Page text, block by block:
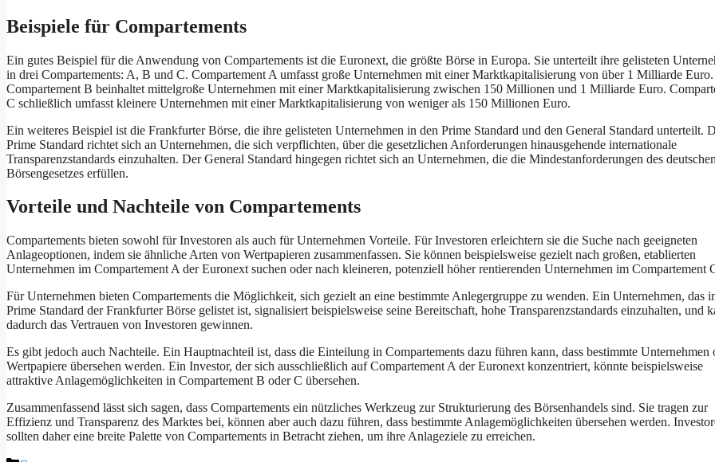
Beispiele für Compartements
Ein gutes Beispiel für die Anwendung von Compartements ist die Euronext, die größte Börse in Europa. Sie unterteilt ihre gelisteten
in drei Compartements: A, B und C. Compartement A umfasst große Unternehmen mit einer Marktkapitalisierung von über 1 Milliarde Euro.
Compartement B beinhaltet mittelgroße Unternehmen mit einer Marktkapitalisierung zwischen 150 Millionen und 1 Milliarde Euro.
C schließlich umfasst kleinere Unternehmen mit einer Marktkapitalisierung von weniger als 150 Millionen Euro.
Ein weiteres Beispiel ist die Frankfurter Börse, die ihre gelisteten Unternehmen in den Prime Standard und den General Standard unterteilt.
Prime Standard richtet sich an Unternehmen, die sich verpflichten, über die gesetzlichen Anforderungen hinausgehende internationale
Transparenzstandards einzuhalten. Der General Standard hingegen richtet sich an Unternehmen, die die Mindestanforderungen des deutschen
Börsengesetzes erfüllen.
Vorteile und Nachteile von Compartements
Compartements bieten sowohl für Investoren als auch für Unternehmen Vorteile. Für Investoren erleichtern sie die Suche nach geeigneten
Anlageoptionen, indem sie ähnliche Arten von Wertpapieren zusammenfassen. Sie können beispielsweise gezielt nach großen, etablierten
Unternehmen im Compartement A der Euronext suchen oder nach kleineren, potenziell höher rentierenden Unternehmen im Compartement
Für Unternehmen bieten Compartements die Möglichkeit, sich gezielt an eine bestimmte Anlegergruppe zu wenden. Ein Unternehmen, das
Prime Standard der Frankfurter Börse gelistet ist, signalisiert beispielsweise seine Bereitschaft, hohe Transparenzstandards einzuhalten, und
dadurch das Vertrauen von Investoren gewinnen.
Es gibt jedoch auch Nachteile. Ein Hauptnachteil ist, dass die Einteilung in Compartements dazu führen kann, dass bestimmte Unternehmen
Wertpapiere übersehen werden. Ein Investor, der sich ausschließlich auf Compartement A der Euronext konzentriert, könnte beispielsweise
attraktive Anlagemöglichkeiten in Compartement B oder C übersehen.
Zusammenfassend lässt sich sagen, dass Compartements ein nützliches Werkzeug zur Strukturierung des Börsenhandels sind. Sie tragen zur
Effizienz und Transparenz des Marktes bei, können aber auch dazu führen, dass bestimmte Anlagemöglichkeiten übersehen werden.
sollten daher eine breite Palette von Compartements in Betracht ziehen, um ihre Anlageziele zu erreichen.